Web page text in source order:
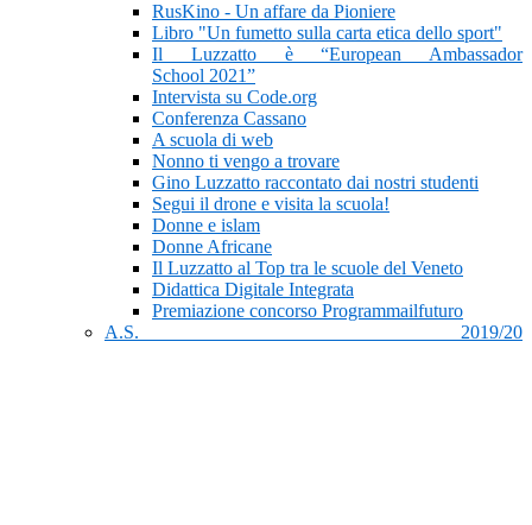
RusKino - Un affare da Pioniere
Libro "Un fumetto sulla carta etica dello sport"
Il Luzzatto è “European Ambassador
School 2021”
Intervista su Code.org
Conferenza Cassano
A scuola di web
Nonno ti vengo a trovare
Gino Luzzatto raccontato dai nostri studenti
Segui il drone e visita la scuola!
Donne e islam
Donne Africane
Il Luzzatto al Top tra le scuole del Veneto
Didattica Digitale Integrata
Premiazione concorso Programmailfuturo
A.S. 2019/20